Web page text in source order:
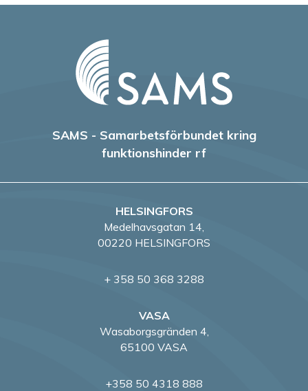
SAMS - Samarbetsförbundet kring
funktionshinder rf
HELSINGFORS
Medelhavsgatan 14,
00220 HELSINGFORS
+ 358 50 368 3288
VASA
Wasaborgsgränden 4,
65100 VASA
+358 50 4318 888